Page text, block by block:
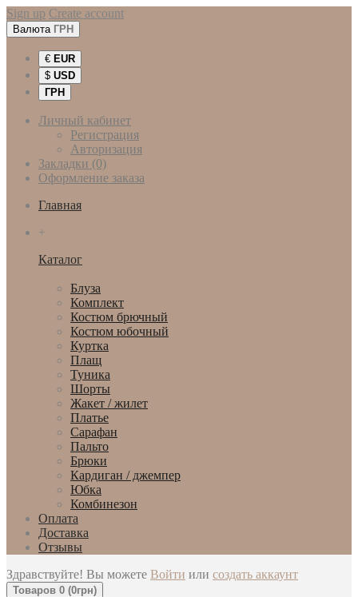
Sign up Create account
Валюта ГРН
€ EUR
$ USD
ГРН
Личный кабинет
Регистрация
Авторизация
Закладки (0)
Оформление заказа
Главная
+
Каталог
Блуза
Комплект
Костюм брючный
Костюм юбочный
Куртка
Плащ
Туника
Шорты
Жакет / жилет
Платье
Сарафан
Пальто
Брюки
Кардиган / джемпер
Юбка
Комбинезон
Оплата
Доставка
Отзывы
Здравствуйте! Вы можете Войти или создать аккаунт
Товаров 0 (0грн)